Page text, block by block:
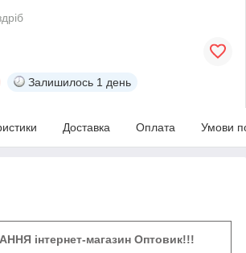
Залишилось 1 день
Доставка Оплата Умови
інтернет-магазин Оптовик!!!